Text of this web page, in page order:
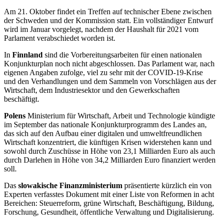
Am 21. Oktober findet ein Treffen auf technischer Ebene zwischen
der Schweden und der Kommission statt. Ein vollständiger Entwurf
wird im Januar vorgelegt, nachdem der Haushalt für 2021 vom
Parlament verabschiedet worden ist.
In Finnland sind die Vorbereitungsarbeiten für einen nationalen
Konjunkturplan noch nicht abgeschlossen. Das Parlament war, nach
eigenen Angaben zufolge, viel zu sehr mit der COVID-19-Krise
und den Verhandlungen und dem Sammeln von Vorschlägen aus der
Wirtschaft, dem Industriesektor und den Gewerkschaften
beschäftigt.
Polens Ministerium für Wirtschaft, Arbeit und Technologie kündigte
im September das nationale Konjunkturprogramm des Landes an,
das sich auf den Aufbau einer digitalen und umweltfreundlichen
Wirtschaft konzentriert, die künftigen Krisen widerstehen kann und
sowohl durch Zuschüsse in Höhe von 23,1 Milliarden Euro als auch
durch Darlehen in Höhe von 34,2 Milliarden Euro finanziert werden
soll.
Das slowakische Finanzministerium präsentierte kürzlich ein von
Experten verfasstes Dokument mit einer Liste von Reformen in acht
Bereichen: Steuerreform, grüne Wirtschaft, Beschäftigung, Bildung,
Forschung, Gesundheit, öffentliche Verwaltung und Digitalisierung.